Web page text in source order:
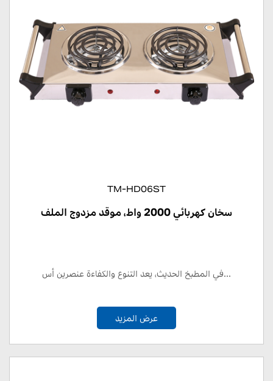
TM-HD06ST
سخان كهربائي 2000 واط، موقد مزدوج الملف
في المطبخ الحديث، يعد التنوع والكفاءة عنصرين أس...
عرض المزيد